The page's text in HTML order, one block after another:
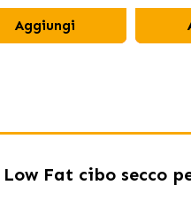
Aggiungi
Fat cibo secco